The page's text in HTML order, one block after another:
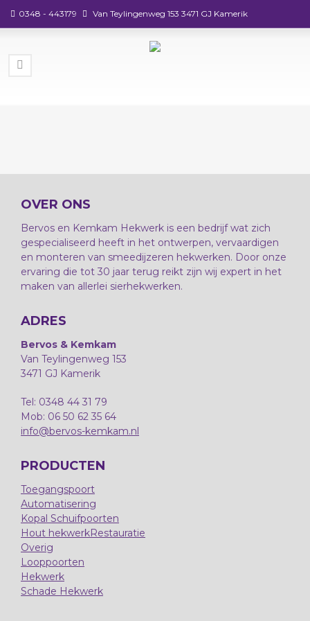
0348 - 443179 Van Teylingenweg 153 3471 GJ Kamerik
OVER ONS
Bervos en Kemkam Hekwerk is een bedrijf wat zich
gespecialiseerd heeft in het ontwerpen, vervaardigen
en monteren van smeedijzeren hekwerken. Door onze
ervaring die tot 30 jaar terug reikt zijn wij expert in het
maken van allerlei sierhekwerken.
ADRES
Bervos & Kemkam
Van Teylingenweg 153
3471 GJ Kamerik
Tel: 0348 44 31 79
Mob: 06 50 62 35 64
info@bervos-kemkam.nl
PRODUCTEN
Toegangspoort
Automatisering
Kopal Schuifpoorten
Hout hekwerkRestauratie
Overig
Looppoorten
Hekwerk
Schade Hekwerk